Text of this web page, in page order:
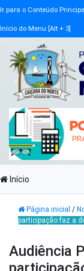
Ir para o Conteúdo
Início do Menu [Alt + 3]
Início
Página inicial /
participação faz a
Audiência